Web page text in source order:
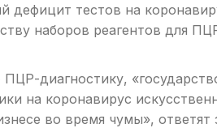
дефицит тестов на
наборов реагентов для
диагностику,
на коронавирус
во время чумы»,